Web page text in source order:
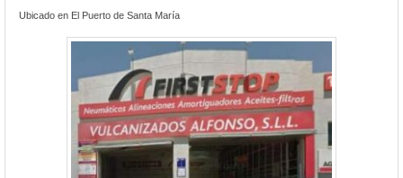
Ubicado en El Puerto de Santa María